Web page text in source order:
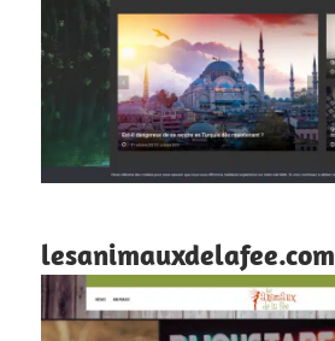
lesanimauxdelafee.com